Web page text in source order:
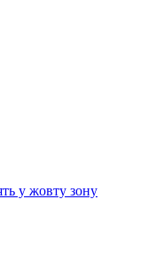
у жовту зону